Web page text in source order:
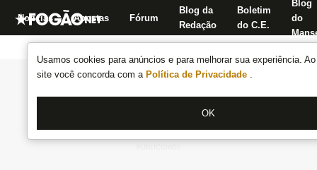
Usamos cookies para anúncios e para melhorar sua experiência.
site você concorda com a Política de Privacidade .
OK
Notícias Apostas Fórum
Blog da
Redação
Boletim
do C.E.
Blog
do